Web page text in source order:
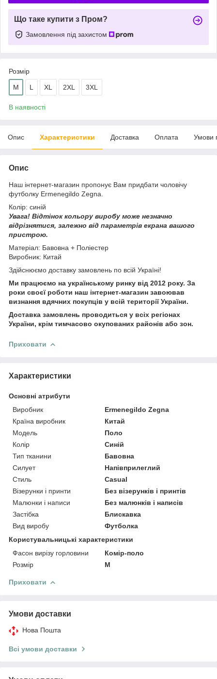
Що таке купити з Пром?
Замовлення під захистом
Розмір
M L XL 2XL 3XL
В наявності
Опис Характеристики Доставка Оплата Умови
Опис
Наш інтернет-магазин пропонує Вам придбати чоловічу
футболку Ermenegildo Zegna.
Колір: синій
Увага! Відтінок кольору виробу може незначно
відрізнятися, залежно від параметрів екрана вашого
пристрою.
Матеріал: Бавовна + Поліестер
Виробник: Китай
Здійснюємо доставку замовлень по всій Україні!
Ми працюємо на українському ринку від 2012 року. За
роки своєї роботи наш інтернет-магазин завоював
визнання вдячних покупців у всій території України.
Доставка замовлень проводиться у всіх регіонах
України, крім тимчасово окупованих районів або зон.
Приховати
Характеристики
Основні атрибути
Виробник
Ermenegildo Zegna
Країна виробник
Китай
Модель
Поло
Колір
Синій
Тип тканини
Бавовна
Силует
Напівприлеглий
Стиль
Casual
Візерунки і принти
Без візерунків і принтів
Малюнки і написи
Без малюнків і написів
Застібка
Блискавка
Вид виробу
Футболка
Користувальницькі характеристики
Фасон вирізу горловини
Комір-поло
Розмір
M
Приховати
Умови доставки
Нова Пошта
Всі умови доставки